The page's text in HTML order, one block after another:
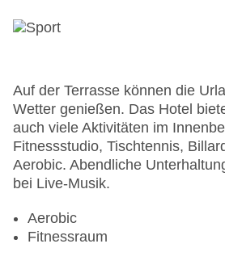
Auf der Terrasse können die
Wetter genießen. Das Hotel
auch viele Aktivitäten im
Fitnessstudio, Tischtennis,
Aerobic. Abendliche
bei Live-Musik.
Aerobic
Fitnessraum